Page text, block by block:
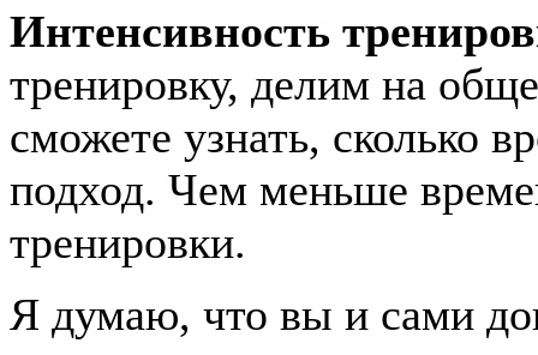
Интенсивность
тренировку, делим на
сможете узнать, сколько
подход. Чем меньше
тренировки.
Я думаю, что вы и сами